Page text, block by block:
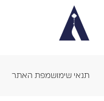
תנאי שימושמפת האתר